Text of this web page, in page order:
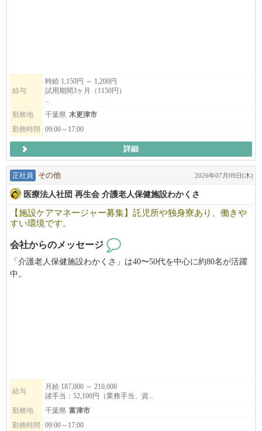
子どもたちの生活支援に興味のある方、ぜひご応募ください！
給与
時給 1,150円 ～ 1,200円
試用期間3ヶ月（1150円）
...
勤務地
千葉県 木更津市
勤務時間
09:00～17:00
詳細
正社員 その他 2026年07月09日(木)
医療法人社団 再生会 介護老人保健施設わかくさ
【施設ケアマネージャー募集】託児所や独身寮あり、働きや
すい環境です。
会社からのメッセージ
「介護老人保健施設わかくさ」は40〜50代を中心に約80名が活躍
中。
給与
月給 187,000 ～ 210,000
諸手当：52,100円（業務手当、資...
勤務地
千葉県 富津市
勤務時間
09:00～17:00